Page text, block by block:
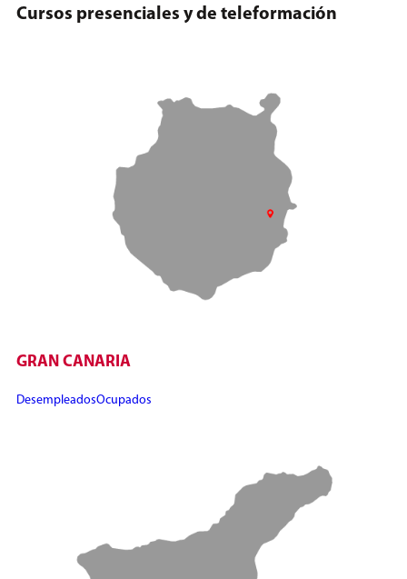
Cursos presenciales y de teleformación
GRAN CANARIA
DesempleadosOcupados